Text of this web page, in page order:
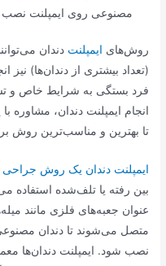
مصنوعی روی ایمپلنت
روش‌های ایمپلنت دندان
(تعداد بیشتری از دندان‌ها)
فرد بستگی به شرایط خاص و
انجام ایمپلنت دندان،
تا بهترین و مناسب‌ترین روش
ایمپلنت دندان یک روش جراحی
بین رفته یا تلف‌شده استفاده
عنوان جعبه‌های فلزی مانند
متصل می‌شوند تا دندان
نصب شود. ایمپلنت دندان‌ها